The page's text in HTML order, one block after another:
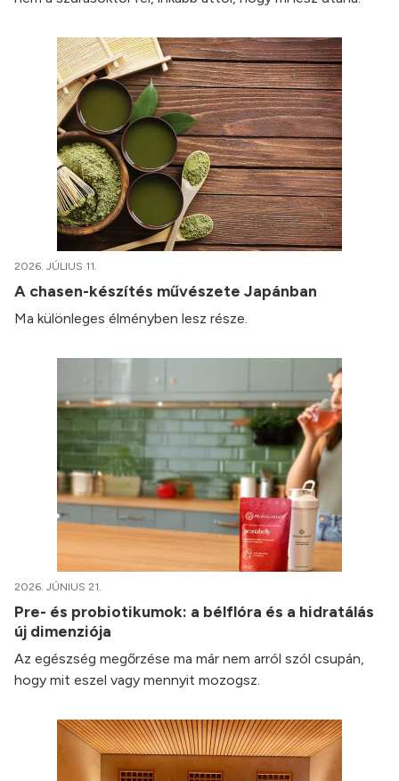
2026. JÚLIUS 11.
A chasen-készítés művészete Japánban
Ma különleges élményben lesz része.
2026. JÚNIUS 21.
Pre- és probiotikumok: a bélflóra és a hidratálás
új dimenziója
Az egészség megőrzése ma már nem arról szól csupán,
hogy mit eszel vagy mennyit mozogsz.